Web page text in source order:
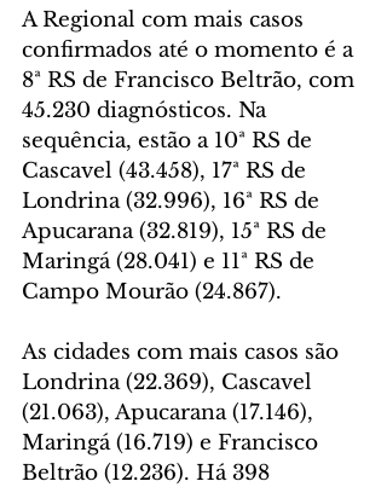
A Regional com mais casos
confirmados até o momento é a
8ª RS de Francisco Beltrão, com
45.230 diagnósticos. Na
sequência, estão a 10ª RS de
Cascavel (43.458), 17ª RS de
Londrina (32.996), 16ª RS de
Apucarana (32.819), 15ª RS de
Maringá (28.041) e 11ª RS de
Campo Mourão (24.867).
As cidades com mais casos são
Londrina (22.369), Cascavel
(21.063), Apucarana (17.146),
Maringá (16.719) e Francisco
Beltrão (12.236). Há 398